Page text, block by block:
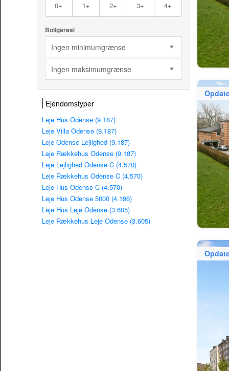
0+ 1+ 2+ 3+ 4+
Boligareal
Ingen minimumgrænse
Ingen maksimumgrænse
Ejendomstyper
Leje Hus Odense (9.187)
Leje Villa Odense (9.187)
Leje Odense Lejlighed (9.187)
Leje Rækkehus Odense (9.187)
Leje Lejlighed Odense C (4.570)
Leje Rækkehus Odense C (4.570)
Leje Hus Odense C (4.570)
Leje Hus Odense 5000 (4.196)
Leje Hus Leje Odense (3.605)
Leje Rækkehus Leje Odense (3.605)